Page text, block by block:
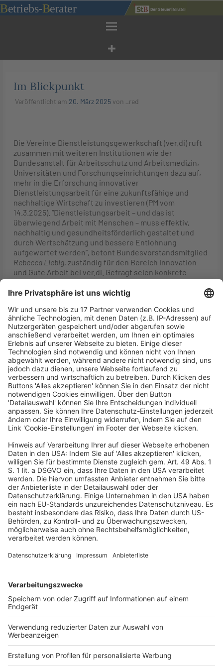
Zum
Inhalt
Betriebs-Berater
Im Blickpunkt
Veröffentlicht am 20. März 2025von _red
Die Vereinte Dienstleistungsgewerkschaft (ver.di) ruft
zusammen mit weiteren Institutionen wie der
Bundesanstalt für Arbeitsschutz und Arbeitsmedizin,
Universitäten und Forschungseinrichtungen dazu auf,
mehr in die Erforschung innovativer
Dienstleistungsarbeit für eine zukunftsfähige und
nachhaltige Wirtschaft zu investieren (PM vom
14.3.2025). “Dienstleistungsarbeit – und das ist
überwiegend Arbeit mit Menschen – muss effektiv,
nachhaltig und gesundheitsförderlich gestaltet und
durch Wertschätzung und bessere Entlohnung
aufgewertet werden”, betont Bundesvorstandsmitglied
Rebecca Liebig, zuständig für den Bereich Innovation
und Gute Arbeit bei ver.di. Gefragt seien konkrete
Vorschläge, wie Dienstleistungsarbeit zukunftsfähig
und attraktiv gestaltet werden kann, so
Geschäftsmodellen, zur Wertschöpfung und zur
Erfüllung gesellschaftlicher Ansprüche bei.
Geschäftsprozesse müssten viel stärker daran
ausgerichtet werden, dass zugleich gute
Dienstleistungsangebote und gute
Arbeitsbedingungen entstehen. Es gibt beispielsweise
zu wenig Forschung dazu, wie sich Kundenorientierung
mit der gesundheitsförderlichen Arbeit in
Dienstleistungsberufen am besten vereinbaren lässt.”
Die notwendige Finanzierung für Forschung in diesem
Bereich sicherzustellen, bleibe eine politische
Herausforderung. “Im Unterschied zur
Produktionsforschung fließen immer noch
vergleichsweise geringe Förderbeträge für Forschung
in den Dienstleistungsbereich”, erklärtLiebig. “Obwohl
heute bereits nahezu 70 % der Beschäftigten in
Deutschland im Service-Sektor arbeiten, fehlt es an
einer strategischen Entwicklung von
Dienstleistungsarbeit”, soLiebig. Dieser Bereich werde
in den kommenden Jahren noch wichtiger werden
angesichts der Herausforderungen, die sich mit der
nächsten Welle der Digitalisierung, dem Aufbau von
Dienstleistungsnetzwerken und der Umstellung auf
eine nachhaltige Wirtschaft stellen. Eine gute
damit die Beschäftigten nicht krank werden, ihre
vorzeitig in den Ruhestand gehen. In vielen
Dienstleistungsbereichen wie Krankenhäusern,
Kindertagesstätten und Kommunalverwaltungen gebe
es erhebliche Schwierigkeiten, neue Mitarbeitende zu
finden. Innovative und humane Dienstleistungsarbeit
ist danach auch ein wichtiger Baustein zur
Fachkräftesicherung.
Prof. Dr. Christian Pelke , Ressortleiter Arbeitsrecht